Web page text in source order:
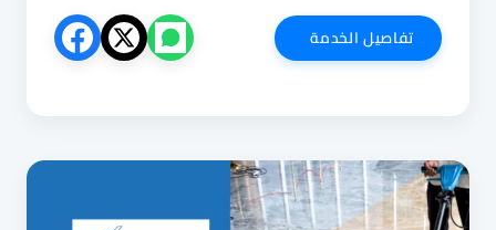
تفاصيل الخدمةشركة
تنظيف